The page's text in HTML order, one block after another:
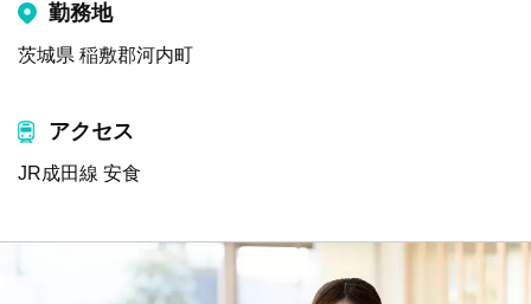
勤務地
茨城県 稲敷郡河内町
アクセス
JR成田線 安食